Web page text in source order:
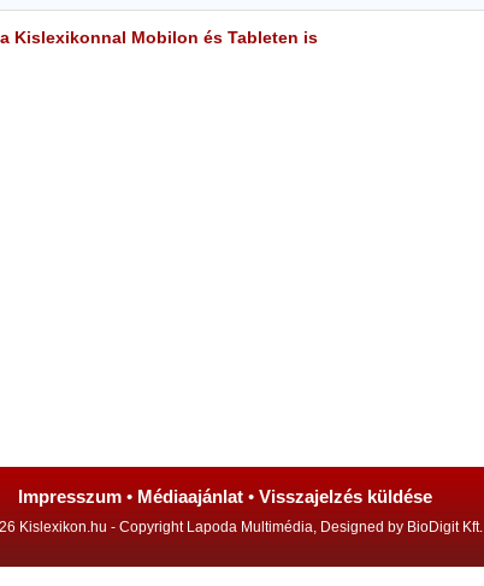
Kislexikonnal Mobilon és Tableten is
Impresszum • Médiaajánlat • Visszajelzés küldése
Kislexikon.hu - Copyright Lapoda Multimédia, Designed by BioDigit Kft.